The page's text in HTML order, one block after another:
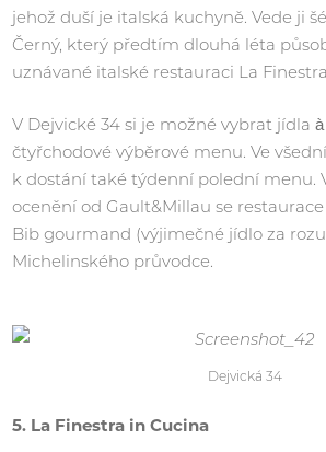
jehož duší je italská kuchyně. Vede ji
Černý, který předtím dlouhá léta
uznávané italské restauraci La
V Dejvické 34 si je možné vybrat jídla
čtyřchodové výběrové menu. Ve
k dostání také týdenní polední menu.
ocenění od Gault&Millau se
Bib gourmand (výjimečné jídlo za
Michelinského průvodce.
Dejvická 34
5. La Finestra in Cucina